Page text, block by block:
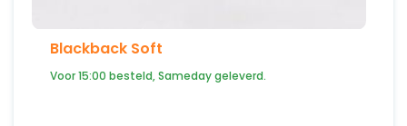
Blackback Soft
Voor 15:00 besteld, Sameday geleverd.